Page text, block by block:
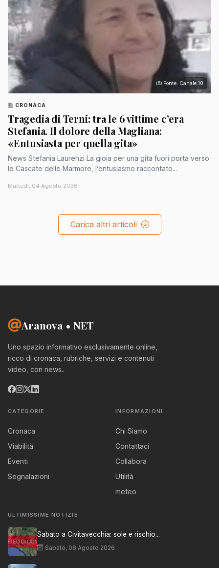
Fonte: Canale 10
CRONACA
Tragedia di Terni: tra le 6 vittime c’era
Stefania. Il dolore della Magliana:
«Entusiasta per quella gita»
News Stefania Laurenzi La gioia per una gita fuori porta verso
le Cascate delle Marmore, l’entusiasmo raccontato...
Martedì, 04 Agosto 2026
Carica altri articoli
Aranova • NET
Uno spazio informativo esclusivamente online,
ricco di cronaca, rubriche, servizi e contenuti
video, con news..
CATEGORIE
Cronaca
Viabilità
Eventi
Segnalazioni
INFORMAZIONI
Chi Siamo
Contattaci
Collabora
Utilità
meteo
ULTIMISSIME NOTIZIE
Sabato a Civitavecchia: sole e rischio...
Sabato, 08 Agosto 2026